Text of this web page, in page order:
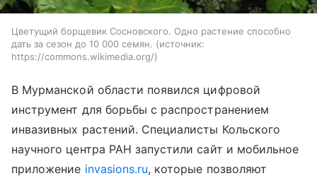
Цветущий борщевик Сосновского. Одно растение способно
дать за сезон до 10 000 семян.
источник:
https://commons.wikimedia.org/
В Мурманской области появился цифровой
инструмент для борьбы с распространением
инвазивных растений. Специалисты Кольского
научного центра РАН запустили сайт и мобильное
приложение invasions.ru, которые позволяют